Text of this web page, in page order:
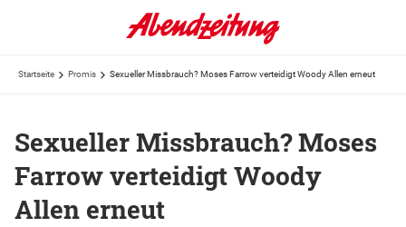
Startseite Promis Sexueller Missbrauch? Moses Farrow verteidigt Woody Allen erneut
Sexueller Missbrauch? Moses
Farrow verteidigt Woody
Allen erneut